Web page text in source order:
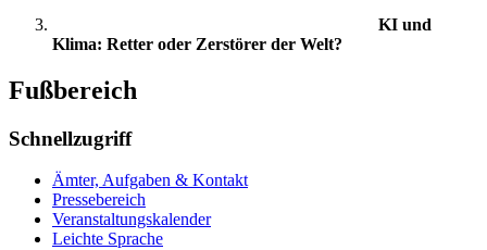
KI und
Klima: Retter oder Zerstörer der Welt?
Fußbereich
Schnellzugriff
Ämter, Aufgaben & Kontakt
Pressebereich
Veranstaltungskalender
Leichte Sprache